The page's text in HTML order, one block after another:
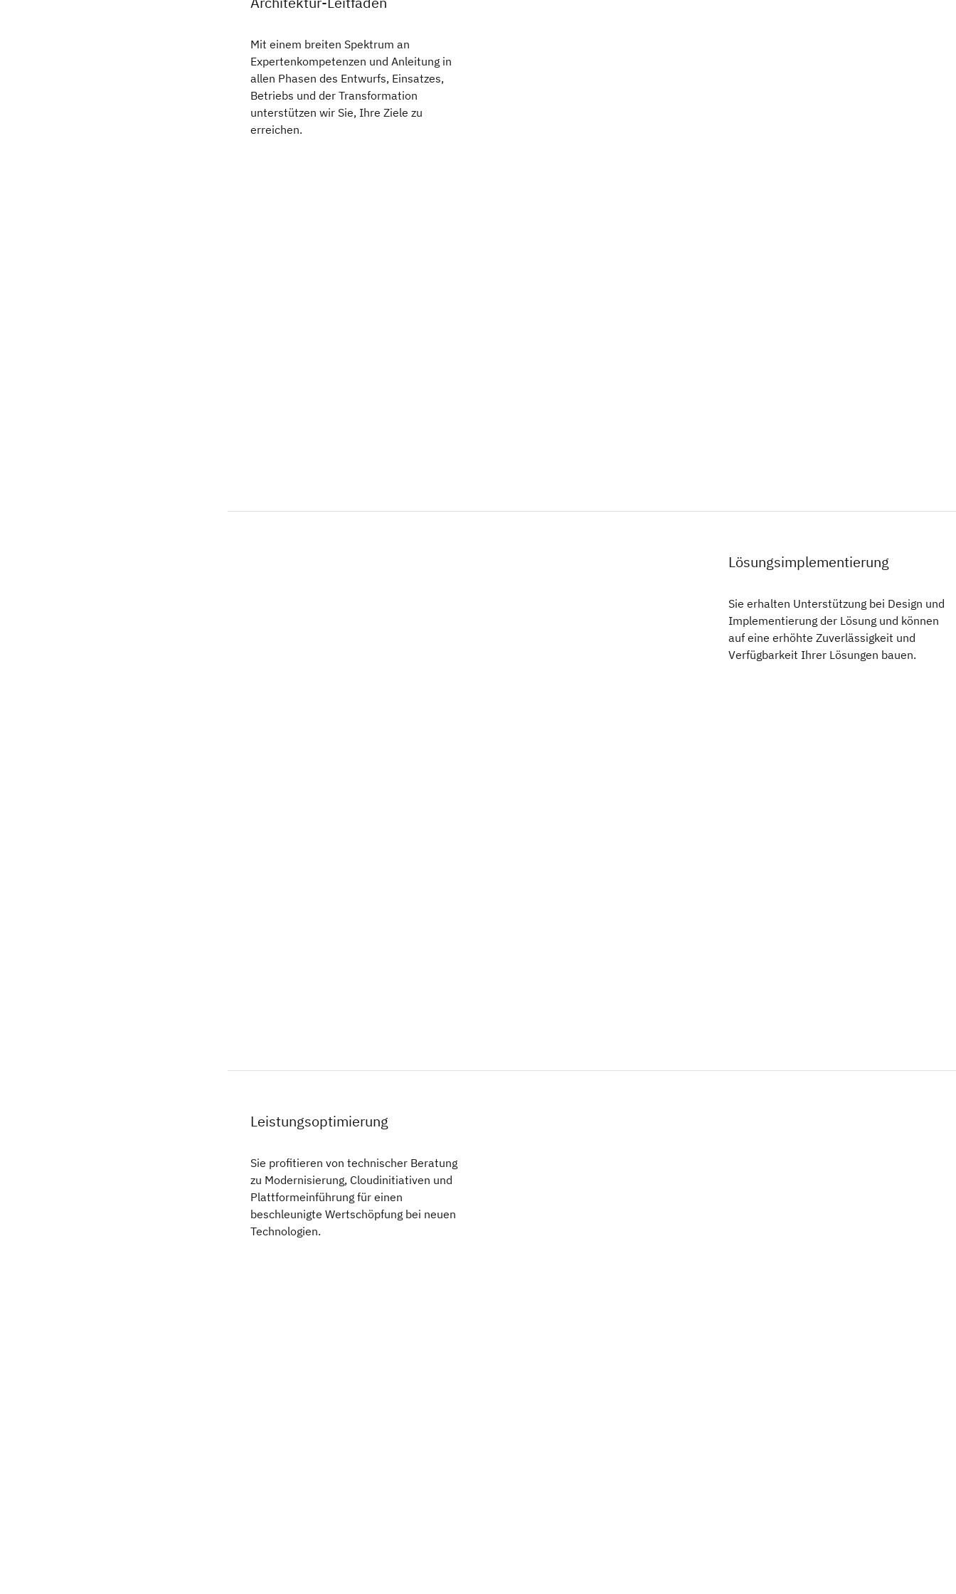
Mit einem breiten Spektrum an
Expertenkompetenzen und Anleitung in
allen Phasen des Entwurfs, Einsatzes,
Betriebs und der Transformation
unterstützen wir Sie, Ihre Ziele zu
erreichen.
Lösungsimplementierung
Sie erhalten Unterstützung bei Design und
Implementierung der Lösung und können
auf eine erhöhte Zuverlässigkeit und
Verfügbarkeit Ihrer Lösungen bauen.
Leistungsoptimierung
Sie profitieren von technischer Beratung
zu Modernisierung, Cloudinitiativen und
Plattformeinführung für einen
beschleunigte Wertschöpfung bei neuen
Technologien.